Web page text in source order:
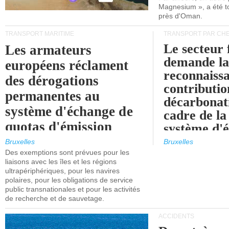
Magnesium », a été
près d'Oman.
TRANSPORT MARITIME
Les armateurs
européens réclament
des dérogations
permanentes au
système d'échange de
quotas d'émission
maritimes de l'UE
après 2030.
Bruxelles
Des exemptions sont prévues pour les
liaisons avec les îles et les régions
ultrapériphériques, pour les navires
polaires, pour les obligations de service
public transnationales et pour les activités
de recherche et de sauvetage.
TRANSPORT PAR
Le
demande la
cadre de
système
quotas
Bruxelles
ACCIDENTS